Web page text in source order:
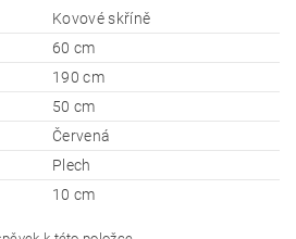
Kovové skříně
60 cm
190 cm
50 cm
Červená
Plech
10 cm